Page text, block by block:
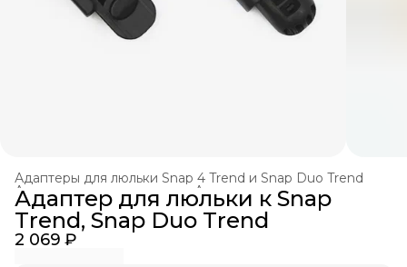
Адаптеры для люльки Snap 4 Trend и Snap Duo Trend
Адаптеры для люльки
Аксессуары для колясок ›
Главная
Адаптер для люльки к Snap
Trend, Snap Duo Trend
2 069 ₽